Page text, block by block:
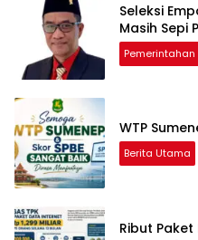
Seleksi
Masih Sepi
Pemerintahan
WTP
Berita Utama
Ribut Paket